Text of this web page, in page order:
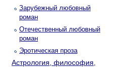
Зарубежный любовный
роман
Отечественный любовный
роман
Эротическая проза
Астрология, философия,